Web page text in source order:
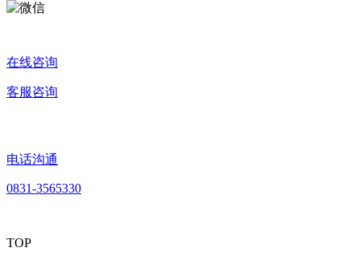
在线咨询
客服咨询
电话沟通
0831-3565330
TOP